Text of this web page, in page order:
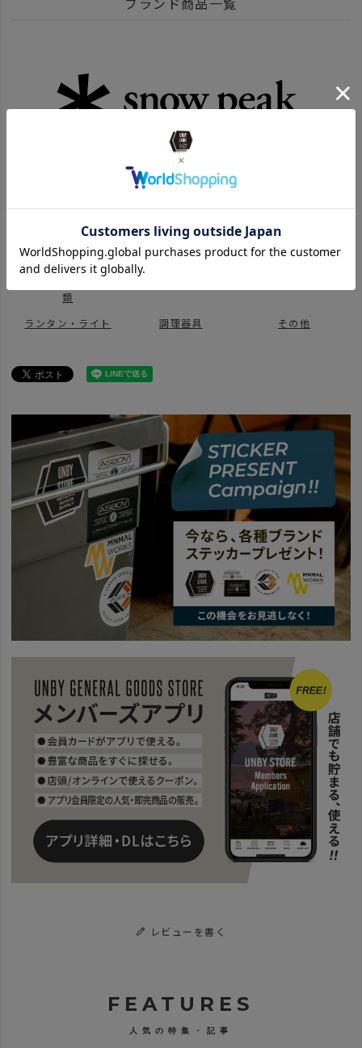
UNBY SELECT SNOW PEAK スノーピーク その他
BLACK FRIDAY キャンプギア
SNOW PEAK スノーピーク 商品一覧はこちら
テント・タープ
テントアクセサリー
設営用品
コンテナ・バッグ
テーブル・チェア・
類
ストーブ・焚き火
ランタン・ライト 調理器具 その他
レビューを書く
FEATURES
人気の特集・記事